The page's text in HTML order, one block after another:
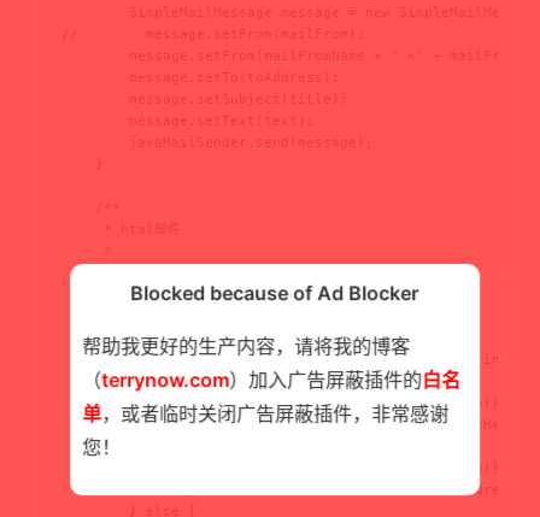
SimpleMailMessage message = new
//        message.setFrom(mailFrom);
message.setFrom(mailFromName + " <" + mailFrom +
        message.setTo(toAddress);
        message.setSubject(title);
        message.setText(text);
        javaMailSender.send(message);
    }
     * html邮件
     * @param toAddress 邮件接受者邮件地址
     * @param title     邮件主题
     */
public void sendHtmlMail(String toAddress, String
        MimeMessage message = null;
        message = javaMailSender.createMimeMessage();
MimeMessageHelper helper = new
        helper.setFrom(mailFrom, mailFromName);
helper.setTo(new InternetAddress(toAddress,
        } else {
Blocked because of Ad Blocker
帮助我更好的生产内容，请将我的博客
（terrynow.com）加入广告屏蔽插件的白名
单，或者临时关闭广告屏蔽插件，非常感谢
您！